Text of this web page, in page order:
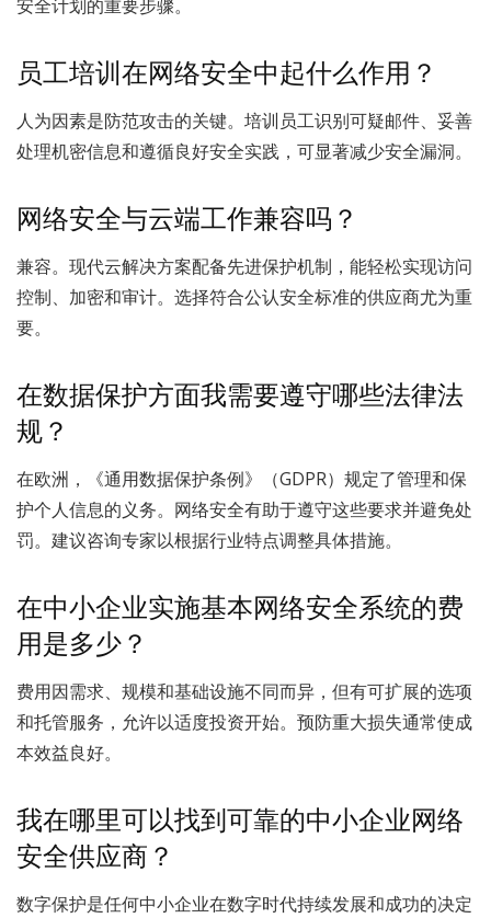
安全计划的重要步骤。
员工培训在网络安全中起什么作用？
人为因素是防范攻击的关键。培训员工识别可疑邮件、妥善
处理机密信息和遵循良好安全实践，可显著减少安全漏洞。
网络安全与云端工作兼容吗？
兼容。现代云解决方案配备先进保护机制，能轻松实现访问
控制、加密和审计。选择符合公认安全标准的供应商尤为重
要。
在数据保护方面我需要遵守哪些法律法
规？
在欧洲，《通用数据保护条例》（GDPR）规定了管理和保
护个人信息的义务。网络安全有助于遵守这些要求并避免处
罚。建议咨询专家以根据行业特点调整具体措施。
在中小企业实施基本网络安全系统的费
用是多少？
费用因需求、规模和基础设施不同而异，但有可扩展的选项
和托管服务，允许以适度投资开始。预防重大损失通常使成
本效益良好。
我在哪里可以找到可靠的中小企业网络
安全供应商？
数字保护是任何中小企业在数字时代持续发展和成功的决定